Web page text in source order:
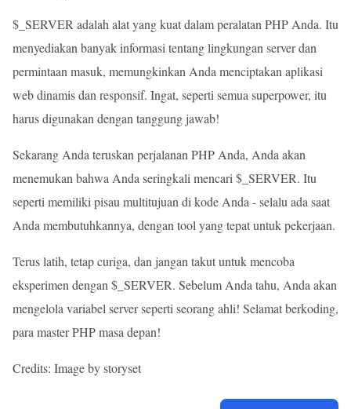
$_SERVER adalah alat yang kuat dalam peralatan PHP Anda. Itu
menyediakan banyak informasi tentang lingkungan server dan
permintaan masuk, memungkinkan Anda menciptakan aplikasi
web dinamis dan responsif. Ingat, seperti semua superpower, itu
harus digunakan dengan tanggung jawab!
Sekarang Anda teruskan perjalanan PHP Anda, Anda akan
menemukan bahwa Anda seringkali mencari $_SERVER. Itu
seperti memiliki pisau multitujuan di kode Anda - selalu ada saat
Anda membutuhkannya, dengan tool yang tepat untuk pekerjaan.
Terus latih, tetap curiga, dan jangan takut untuk mencoba
eksperimen dengan $_SERVER. Sebelum Anda tahu, Anda akan
mengelola variabel server seperti seorang ahli! Selamat berkoding,
para master PHP masa depan!
Credits: Image by storyset